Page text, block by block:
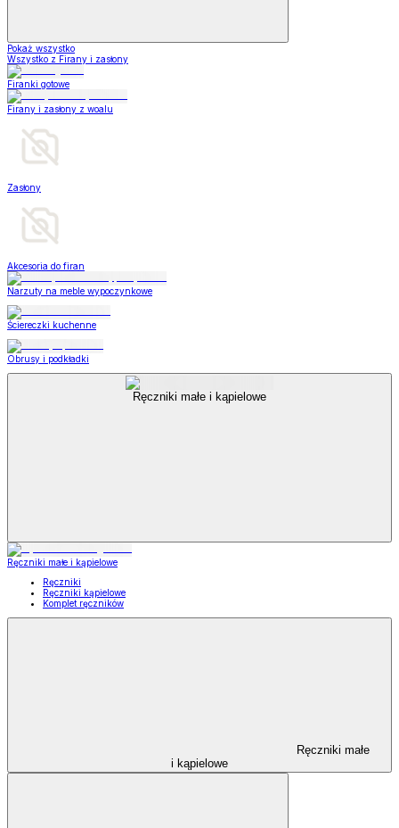
Pokaż wszystko
Wszystko z Firany i zasłony
Firanki gotowe
Firany i zasłony z woalu
Zasłony
Akcesoria do firan
Narzuty na meble wypoczynkowe
Ściereczki kuchenne
Obrusy i podkładki
Ręczniki małe i kąpielowe
Ręczniki małe i kąpielowe
Ręczniki
Ręczniki kąpielowe
Komplet ręczników
Ręczniki małe
i kąpielowe